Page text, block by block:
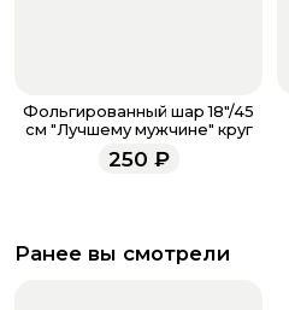
Фольгированный шар 18"/45
см "Лучшему мужчине" круг
250 ₽
Ранее вы смотрели